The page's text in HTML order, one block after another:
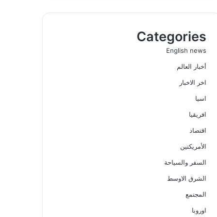
Categories
English news
أخبار العالم
اخر الاخبار
اسيا
افريقيا
اقتصاد
الأمريكتين
السفر والسياحة
الشرق الاوسط
المجتمع
اوروبا